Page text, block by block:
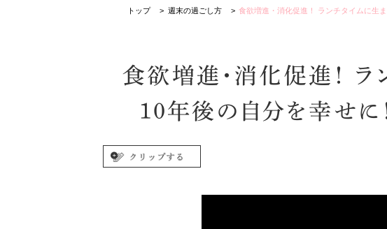
トップ 週末の過ごし方 食欲増進・消化促進！ ランチタイムに生
食欲増進・消化促進！ ラ
10年後の自分を幸せに